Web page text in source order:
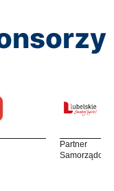
Partner
Samorządowy